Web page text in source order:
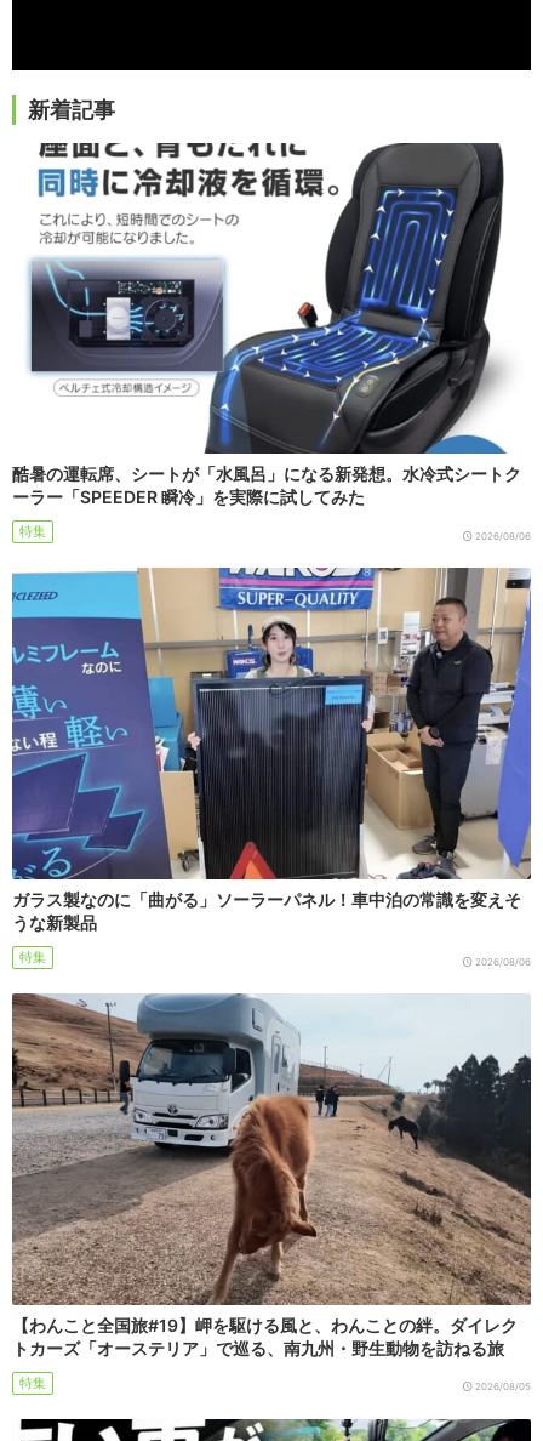
新着記事
酷暑の運転席、シートが「水風呂」になる新発想。水冷式シートク
ーラー「SPEEDER 瞬冷」を実際に試してみた
特集 2026/08/06
ガラス製なのに「曲がる」ソーラーパネル！車中泊の常識を変えそ
うな新製品
特集 2026/08/06
【わんこと全国旅#19】岬を駆ける風と、わんことの絆。ダイレク
トカーズ「オーステリア」で巡る、南九州・野生動物を訪ねる旅
特集 2026/08/05